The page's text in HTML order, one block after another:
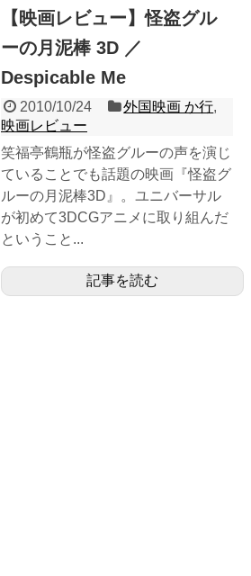
【映画レビュー】怪盗グル
ーの月泥棒 3D ／
Despicable Me
2010/10/24 外国映画 か行,
映画レビュー
笑福亭鶴瓶が怪盗グルーの声を演じ
ていることでも話題の映画『怪盗グ
ルーの月泥棒3D』。ユニバーサル
が初めて3DCGアニメに取り組んだ
ということ...
記事を読む